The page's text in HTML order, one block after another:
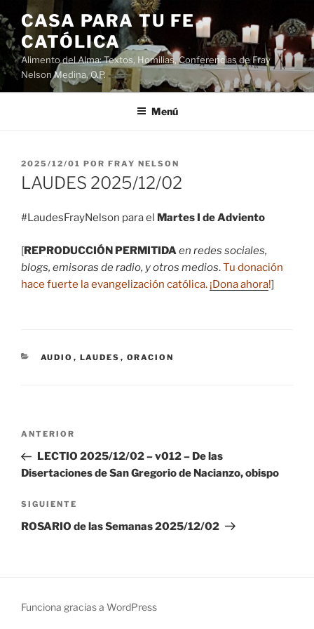
Saltar
al
contenido
CASA PARA TU FE
CATÓLICA
Alimento del Alma: Textos, Homilias, Conferencias de Fray
Nelson Medina, O.P.
Menú
PUBLICADO
EL
2025/12/01 POR FRAY NELSON
LAUDES 2025/12/02
#LaudesFrayNelson para el Martes I de Adviento
[REPRODUCCIÓN PERMITIDAen redes sociales,
blogs, emisoras de radio, y otros medios.Tu donación
hace fuerte la evangelización católica. ¡Dona ahora!]
CATEGORÍAS
AUDIO , LAUDES , ORACION
Navegación
entradas
Entrada
anterior:
ANTERIOR
LECTIO 2025/12/02 – v012 – De las
Disertaciones de San Gregorio de Nacianzo, obispo
Siguiente
entrada
SIGUIENTE
ROSARIO de las Semanas 2025/12/02
Funciona gracias a WordPress